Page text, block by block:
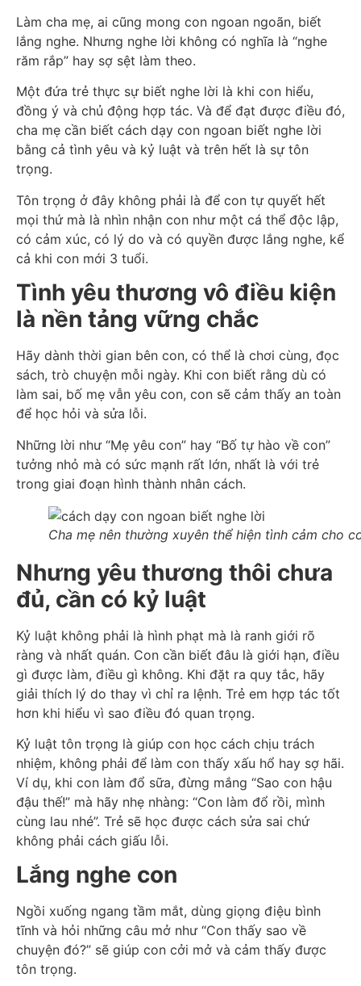
Làm cha mẹ, ai cũng mong con ngoan ngoãn, biết
lắng nghe. Nhưng nghe lời không có nghĩa là “nghe
răm rắp” hay sợ sệt làm theo.
Một đứa trẻ thực sự biết nghe lời là khi con hiểu,
đồng ý và chủ động hợp tác. Và để đạt được điều đó,
cha mẹ cần biết cách dạy con ngoan biết nghe lời
bằng cả tình yêu và kỷ luật và trên hết là sự tôn
trọng.
Tôn trọng ở đây không phải là để con tự quyết hết
mọi thứ mà là nhìn nhận con như một cá thể độc lập,
có cảm xúc, có lý do và có quyền được lắng nghe, kể
cả khi con mới 3 tuổi.
Tình yêu thương vô điều kiện
là nền tảng vững chắc
Hãy dành thời gian bên con, có thể là chơi cùng, đọc
sách, trò chuyện mỗi ngày. Khi con biết rằng dù có
làm sai, bố mẹ vẫn yêu con, con sẽ cảm thấy an toàn
để học hỏi và sửa lỗi.
Những lời như “Mẹ yêu con” hay “Bố tự hào về con”
tưởng nhỏ mà có sức mạnh rất lớn, nhất là với trẻ
trong giai đoạn hình thành nhân cách.
Cha mẹ nên thường xuyên thể hiện tình cảm cho
Nhưng yêu thương thôi chưa
đủ, cần có kỷ luật
Kỷ luật không phải là hình phạt mà là ranh giới rõ
ràng và nhất quán. Con cần biết đâu là giới hạn, điều
gì được làm, điều gì không. Khi đặt ra quy tắc, hãy
giải thích lý do thay vì chỉ ra lệnh. Trẻ em hợp tác tốt
hơn khi hiểu vì sao điều đó quan trọng.
Kỷ luật tôn trọng là giúp con học cách chịu trách
nhiệm, không phải để làm con thấy xấu hổ hay sợ hãi.
Ví dụ, khi con làm đổ sữa, đừng mắng “Sao con hậu
đậu thế!” mà hãy nhẹ nhàng: “Con làm đổ rồi, mình
cùng lau nhé”. Trẻ sẽ học được cách sửa sai chứ
không phải cách giấu lỗi.
Lắng nghe con
Ngồi xuống ngang tầm mắt, dùng giọng điệu bình
tĩnh và hỏi những câu mở như “Con thấy sao về
chuyện đó?” sẽ giúp con cởi mở và cảm thấy được
tôn trọng.